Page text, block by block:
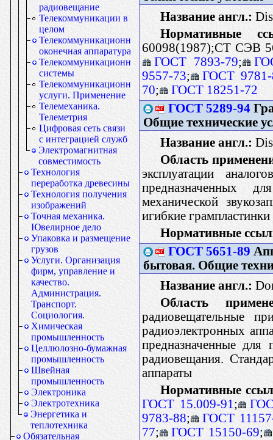
радиовещание
Телекоммуникации в
целом
Телекоммуникационная
оконечная аппаратура
Телекоммуникационные
системы
Телекоммуникационные
услуги. Применение
Телемеханика.
Телеметрия
Цифровая сеть связи
с интеграцией служб
Электромагнитная
совместимость
Технология
переработка древесины
Технология получения
изображений
Точная механика.
Ювелирное дело
Упаковка и размещение
грузов
Услуги. Организация
фирм, управление и
качество.
Администрация.
Транспорт.
Социология.
Химическая
промышленность
Целлюлозно-бумажная
промышленность
Швейная
промышленность
Электроника
Электротехника
Энергетика и
теплотехника
Обязательная
Название англ.:
Нормативные
60098(1987);СТ СЭВ
ГОСТ 7893-79;
9557-73;
ГОСТ 9781-
70;
ГОСТ 18251-72
ГОСТ 5289-94
Общие технические
Название англ.:
Область
эксплуатации
предназначенных
механической
игибкие грампластинки
Нормативные
ГОСТ 5651-89
бытовая. Общие
Название англ.:
Область
радиовещательные
радиоэлектронных
предназначенные для
радиовещания.
аппараты
Нормативные
ГОСТ 15.009-91 ;
9783-88;
ГОСТ
77; ГОСТ 15150-69;